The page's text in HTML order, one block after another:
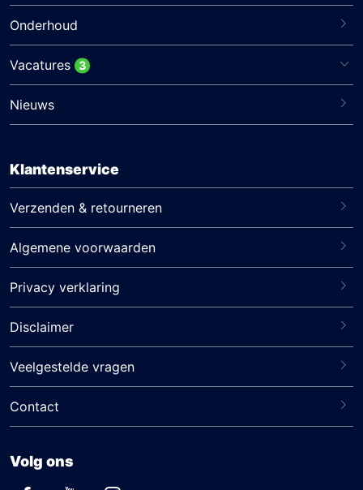
Onderhoud
Vacatures 3
Nieuws
Klantenservice
Verzenden & retourneren
Algemene voorwaarden
Privacy verklaring
Disclaimer
Veelgestelde vragen
Contact
Volg ons